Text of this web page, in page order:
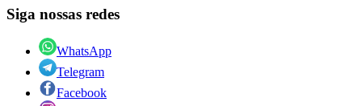
Siga nossas redes
WhatsApp
Telegram
Facebook